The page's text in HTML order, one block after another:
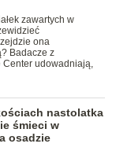
zawartych w
ona
Badacze z
Center udowadniają,
nastolatka
śmieci w
osadzie